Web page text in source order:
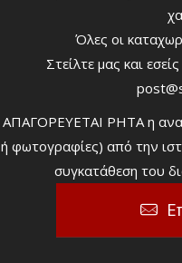
Όλες οι
Στείλτε μας και
ΑΠΑΓΟΡΕΥΕΤΑΙ ΡΗΤΑ η
ή φωτογραφίες) από την
συγκατάθεση του